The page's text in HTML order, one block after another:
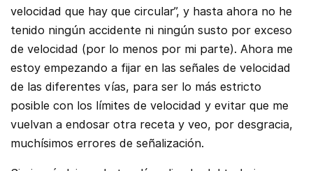
velocidad que hay que circular”, y hasta ahora no he
tenido ningún accidente ni ningún susto por exceso
de velocidad (por lo menos por mi parte). Ahora me
estoy empezando a fijar en las señales de velocidad
de las diferentes vías, para ser lo más estricto
posible con los límites de velocidad y evitar que me
vuelvan a endosar otra receta y veo, por desgracia,
muchísimos errores de señalización.